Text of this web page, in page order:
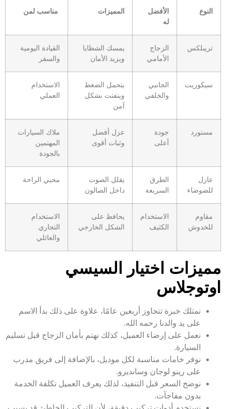
النوع
الأفضل
له
المميزات مناسب لمن
تريبلكس
الزجاج
الأمامي
يمسك الشظايا
ويزيد الأمان
القيادة اليومية
والسفر
سيكوريت
الجانبي
والخلفي
يتحمل الضغط
ويتفتت بشكل
آمن
الاستخدام
العملي
مستورد
جودة
أعلى
عزل أفضل
وثبات أقوى
ملاك السيارات
المهتمين
بالجودة
عازل
للضوضاء
الطرق
السريعة
يقلل الصوت
داخل الصالون
محبي الراحة
مقاوم
للخدوش
الاستخدام
الكثيف
يحافظ على
الشكل الخارجي
الاستخدام
التجاري
والعائلي
مميزات اختيار السيسي
اوتوجلاس
نمتلك خبرة تتجاوز أربعين عامًا، علاوة على ذلك بدأ الاسم
على يد والدنا رحمه الله.
نعمل على إرضاء العميل، كذلك نهتم بأمان الزجاج قبل تسليم
السيارة.
نوفر خامات مناسبة لكل موديل، بالإضافة إلى فريق مدرب
على رينو لوجان وسانديرو.
نوضح السعر قبل التنفيذ، لذلك يعرف العميل تكلفة الخدمة
بدون مفاجآت.